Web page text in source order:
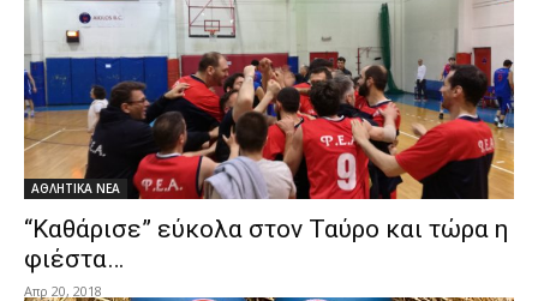
ΑΘΛΗΤΙΚΑ ΝΕΑ
“Καθάρισε” εύκολα στον Ταύρο και τώρα η
φιέστα…
Απρ 20, 2018